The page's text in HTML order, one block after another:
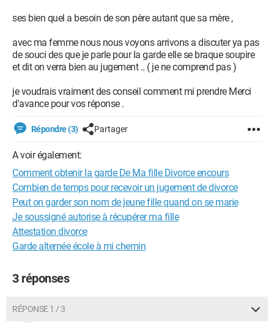
ses bien quel a besoin de son père autant que sa mère ,
avec ma femme nous nous voyons arrivons a discuter ya pas
de souci des que je parle pour la garde elle se braque soupire
et dit on verra bien au jugement .. ( je ne comprend pas )
je voudrais vraiment des conseil comment mi prendre Merci
d'avance pour vos réponse .
Répondre (3) Partager
A voir également:
Comment obtenir la garde De Ma fille Divorce encours
Combien de temps pour recevoir un jugement de divorce
Peut on garder son nom de jeune fille quand on se marie
Je soussigné autorise à récupérer ma fille
Attestation divorce
Garde alternée école à mi chemin
3 réponses
RÉPONSE 1 / 3